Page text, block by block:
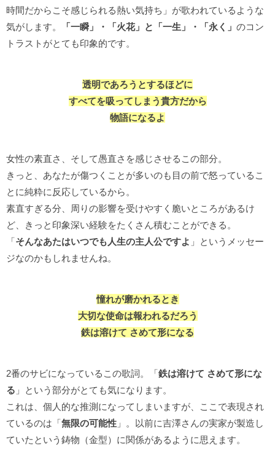
時間だからこそ感じられる熱い気持ち」が歌われているような
気がします。
「一瞬」・「火花」と「一生」・「永く」 のコン
トラストがとても印象的です。
透明であろうとするほどに
すべてを吸ってしまう貴方だから
物語になるよ
女性の素直さ、そして愚直さを感じさせるこの部分。
きっと、あなたが傷つくことが多いのも目の前で怒っているこ
とに純粋に反応しているから。
素直すぎる分、周りの影響を受けやすく脆いところがあるけ
ど、きっと印象深い経験をたくさん積むことができる。
「そんなあたはいつでも人生の主人公ですよ 」というメッセー
ジなのかもしれませんね。
憧れが磨かれるとき
大切な使命は報われるだろう
鉄は溶けて さめて形になる
2番のサビになっているこの歌詞。「鉄は溶けて さめて形にな
る 」という部分がとても気になります。
これは、個人的な推測になってしまいますが、ここで表現され
ているのは「無限の可能性 」。以前に吉澤さんの実家が製造し
ていたという鋳物（金型）に関係があるように思えます。